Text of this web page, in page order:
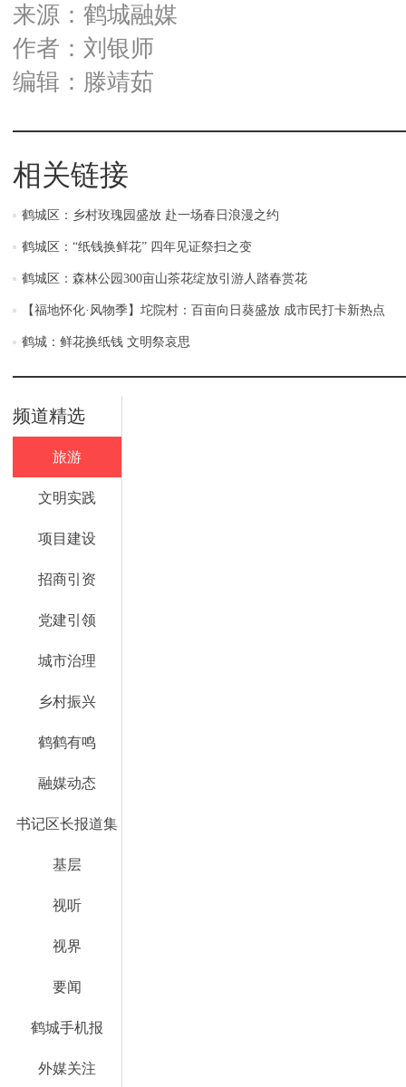
来源：鹤城融媒
作者：刘银师
编辑：滕靖茹
相关链接
鹤城区：乡村玫瑰园盛放 赴一场春日浪漫之约
鹤城区：“纸钱换鲜花” 四年见证祭扫之变
鹤城区：森林公园300亩山茶花绽放引游人踏春赏花
【福地怀化·风物季】坨院村：百亩向日葵盛放 成市民打卡新热点
鹤城：鲜花换纸钱 文明祭哀思
频道精选
旅游
文明实践
项目建设
招商引资
党建引领
城市治理
乡村振兴
鹤鹤有鸣
融媒动态
书记区长报道集
基层
视听
视界
要闻
鹤城手机报
外媒关注